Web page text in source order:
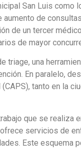
San Luis como
de
de un tercer
de mayor
una
En paralelo,
tanto en la
que se realiza
servicios de
Este esquema